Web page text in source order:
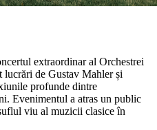
extraordinar al Orchestrei
lucrări de Gustav Mahler și
profunde dintre
Evenimentul a atras un public
viu al muzicii clasice în